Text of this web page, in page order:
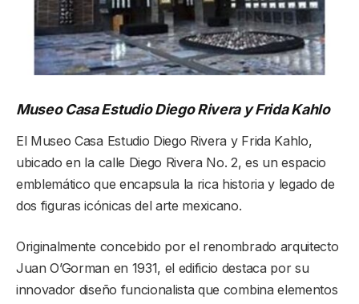
Museo Casa Estudio Diego Rivera y Frida Kahlo
El Museo Casa Estudio Diego Rivera y Frida Kahlo,
ubicado en la calle Diego Rivera No. 2, es un espacio
emblemático que encapsula la rica historia y legado de
dos figuras icónicas del arte mexicano.
Originalmente concebido por el renombrado arquitecto
Juan O’Gorman en 1931, el edificio destaca por su
innovador diseño funcionalista que combina elementos